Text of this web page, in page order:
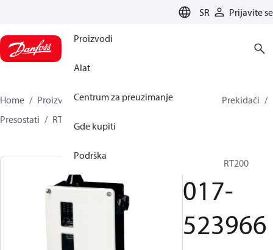
SR Prijavite se
Proizvodi
Alat
Centrum za preuzimanje
Gde kupiti
Podrška
Home Proizvodi Climate Solutions za hlađenje
Prekidači
Presostati
RT
Presostat, RT200
017-
523966